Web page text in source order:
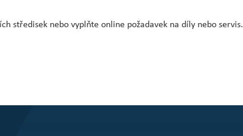
středisek nebo vyplňte online požadavek na díly nebo servis.